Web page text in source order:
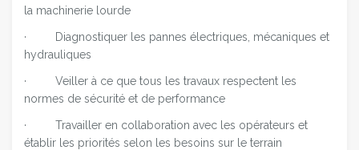
la machinerie lourde
· Diagnostiquer les pannes électriques, mécaniques et
hydrauliques
· Veiller à ce que tous les travaux respectent les
normes de sécurité et de performance
· Travailler en collaboration avec les opérateurs et
établir les priorités selon les besoins sur le terrain